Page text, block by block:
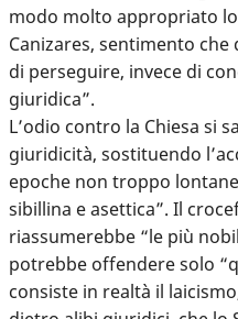
modo molto appropriato
Canizares, sentimento che
di perseguire, invece di
giuridica”.
L’odio contro la Chiesa si
giuridicità, sostituendo
epoche non troppo
sibillina e asettica”. Il
riassumerebbe “le più
potrebbe offendere solo
consiste in realtà il